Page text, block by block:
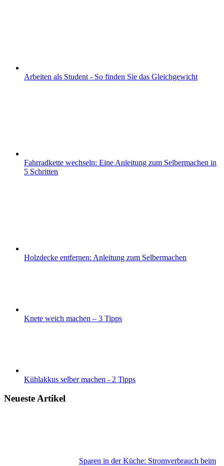
Arbeiten als Student - So finden Sie das Gleichgewicht
Fahrradkette wechseln: Eine Anleitung zum Selbermachen in
5 Schritten
Holzdecke entfernen: Anleitung zum Selbermachen
Knete weich machen – 3 Tipps
Kühlakkus selber machen - 2 Tipps
Neueste Artikel
Sparen in der Küche: Stromverbrauch beim